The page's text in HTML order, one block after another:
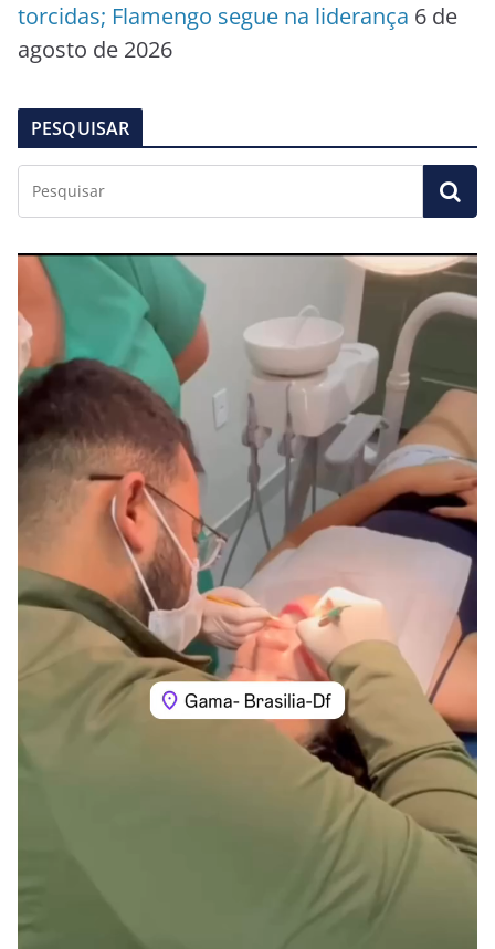
torcidas; Flamengo segue na liderança 6 de
agosto de 2026
PESQUISAR